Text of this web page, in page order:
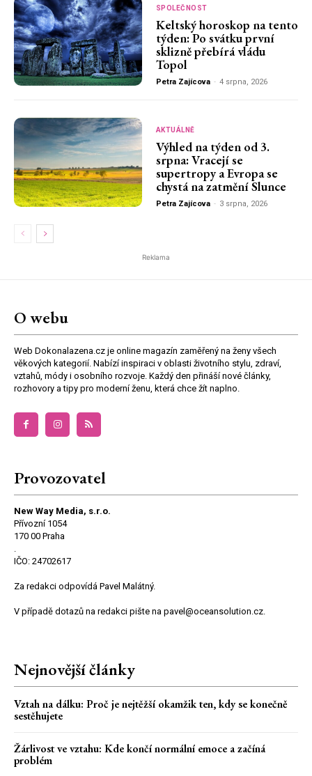
SPOLEČNOST
Keltský horoskop na tento
týden: Po svátku první
sklizně přebírá vládu
Topol
Petra Zajícova - 4 srpna, 2026
AKTUÁLNĚ
Výhled na týden od 3.
srpna: Vracejí se
supertropy a Evropa se
chystá na zatmění Slunce
Petra Zajícova - 3 srpna, 2026
Reklama
O webu
Web Dokonalazena.cz je online magazín zaměřený na ženy všech
věkových kategorií. Nabízí inspiraci v oblasti životního stylu, zdraví,
vztahů, módy i osobního rozvoje. Každý den přináší nové články,
rozhovory a tipy pro moderní ženu, která chce žít naplno.
Provozovatel
New Way Media, s.r.o.
Přívozní 1054
170 00 Praha
.
IČO: 24702617
Za redakci odpovídá Pavel Malátný.
V případě dotazů na redakci pište na pavel@oceansolution.cz.
Nejnovější články
Vztah na dálku: Proč je nejtěžší okamžik ten, kdy se konečně
sestěhujete
Žárlivost ve vztahu: Kde končí normální emoce a začíná
problém